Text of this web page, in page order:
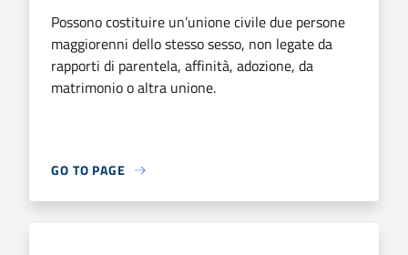
Possono costituire un’unione civile due persone
maggiorenni dello stesso sesso, non legate da
rapporti di parentela, affinità, adozione, da
matrimonio o altra unione.
GO TO PAGE